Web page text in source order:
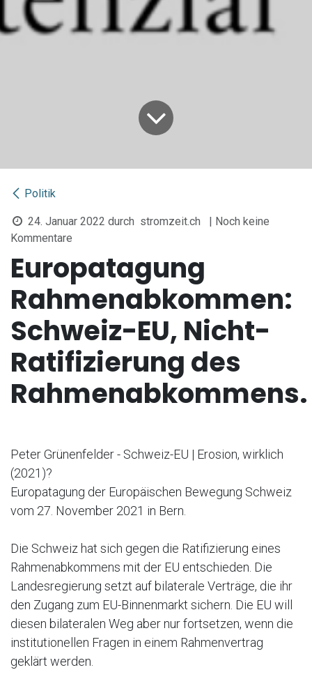
Politik
24. Januar 2022 durch stromzeit.ch
| Noch keine
Kommentare
Europatagung
Rahmenabkommen:
Schweiz-EU, Nicht-
Ratifizierung des
Rahmenabkommens.
Peter Grünenfelder - Schweiz-EU | Erosion, wirklich
(2021)?
Europatagung der Europäischen Bewegung Schweiz
vom 27. November 2021 in Bern.
Die Schweiz hat sich gegen die Ratifizierung eines
Rahmenabkommens mit der EU entschieden. Die
Landesregierung setzt auf bilaterale Verträge, die ihr
den Zugang zum EU-Binnenmarkt sichern. Die EU will
diesen bilateralen Weg aber nur fortsetzen, wenn die
institutionellen Fragen in einem Rahmenvertrag
geklärt werden.